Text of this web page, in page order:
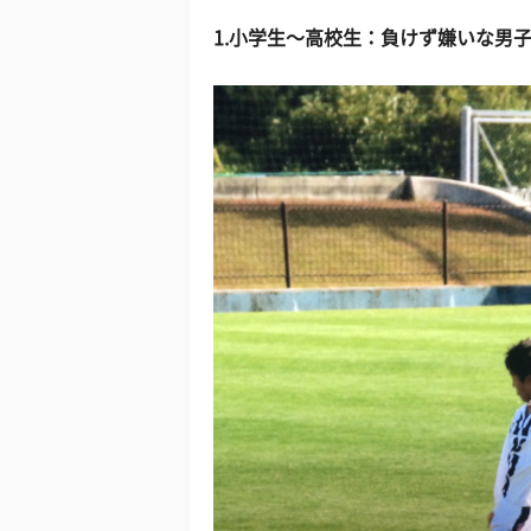
1.小学生〜高校生：負けず嫌いな男子